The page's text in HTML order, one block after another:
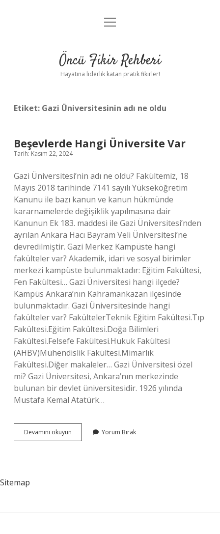
Anasayfa
Yasal Uyarı
menüyü
Öncü Fikir Rehberi
Hayatına liderlik katan pratik fikirler!
Etiket: Gazi Üniversitesinin adı ne oldu
Beşevlerde Hangi Üniversite Var
Tarih: Kasım 22, 2024
Gazi Üniversitesi’nin adı ne oldu? Fakültemiz, 18
Mayıs 2018 tarihinde 7141 sayılı Yükseköğretim
Kanunu ile bazı kanun ve kanun hükmünde
kararnamelerde değişiklik yapılmasına dair
Kanunun Ek 183. maddesi ile Gazi Üniversitesi’nden
ayrılan Ankara Hacı Bayram Veli Üniversitesi’ne
devredilmiştir. Gazi Merkez Kampüste hangi
fakülteler var? Akademik, idari ve sosyal birimler
merkezi kampüste bulunmaktadır: Eğitim Fakültesi,
Fen Fakültesi… Gazi Üniversitesi hangi ilçede?
Kampüs Ankara’nın Kahramankazan ilçesinde
bulunmaktadır. Gazi Üniversitesinde hangi
fakülteler var? FakültelerTeknik Eğitim Fakültesi.Tıp
Fakültesi.Eğitim Fakültesi.Doğa Bilimleri
Fakültesi.Felsefe Fakültesi.Hukuk Fakültesi
(AHBV)Mühendislik Fakültesi.Mimarlık
Fakültesi.Diğer makaleler… Gazi Üniversitesi özel
mi? Gazi Üniversitesi, Ankara’nın merkezinde
bulunan bir devlet üniversitesidir. 1926 yılında
Mustafa Kemal Atatürk…
Devamını okuyun Beşevlerde
Hangi
Yorum Bırak
Sitemap